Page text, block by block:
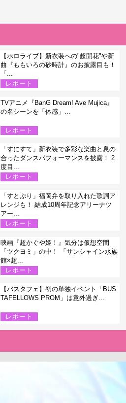
【ホロライブ】新衣装への"超開花"や新
曲『ももいろの砂時計』のお披露目も！
「...
レポート
TVアニメ『BanG Dream! Ave Mujica』
の名シーンを「体感」...
レポート
「すにすて」新衣装で多彩な楽曲と息の
合ったダンスパフォーマンスを披露！ 2
度目...
レポート
「すとぷり」福岡弁を取り入れた歌詞ア
レンジも！ 結成10周年記念アリーナツ
アー...
レポート
映画『超かぐや姫！』気分は仮想空間
「ツクヨミ」の中！ 「サンシャイン水族
館×超...
レポート
【バスタフェ】初の単独イベント「BUS
TAFELLOWS PROM」は意外過ぎ...
レポート